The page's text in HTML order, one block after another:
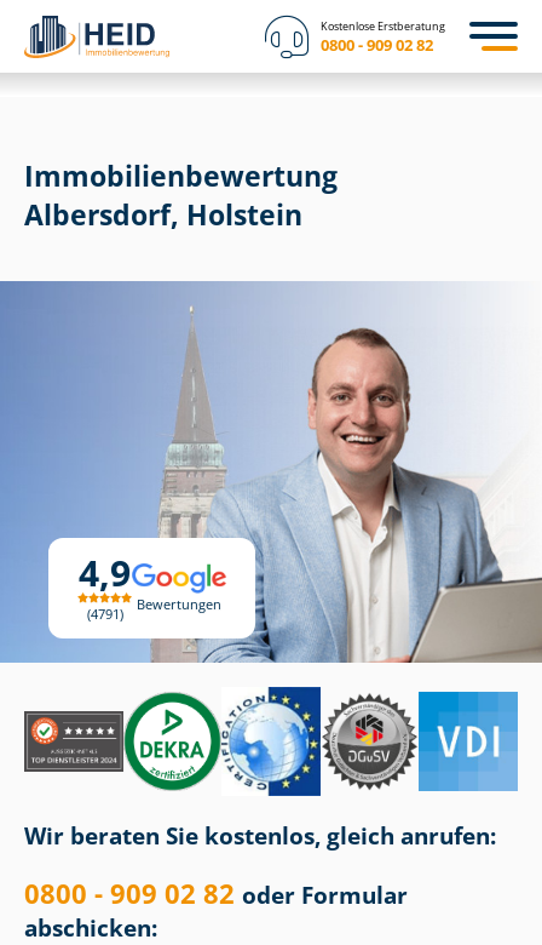
Kostenlose Erstberatung
0800 - 909 02 82
4,9
4791
Bewertungen
Immobilien­bewertung
Albersdorf, Holstein
Wir beraten Sie kostenlos, gleich anrufen:
0800 - 909 02 82 oder Formular
abschicken: